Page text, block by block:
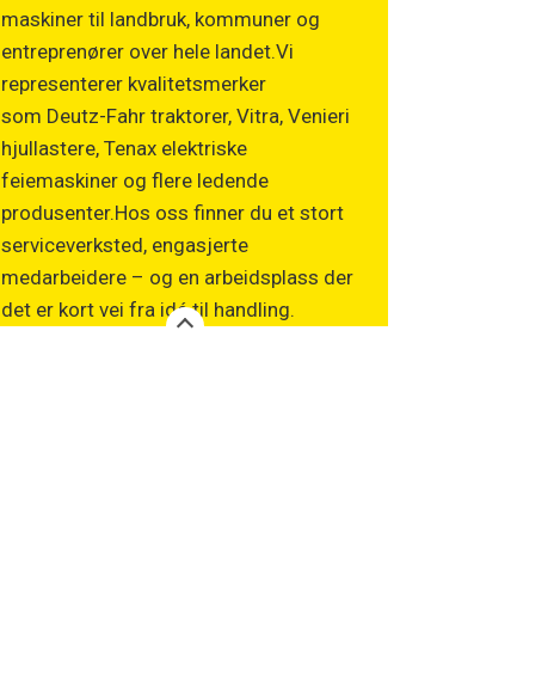
maskiner til landbruk, kommuner og
entreprenører over hele landet.Vi
representerer kvalitetsmerker
som Deutz-Fahr traktorer, Vitra, Venieri
hjullastere, Tenax elektriske
feiemaskiner og flere ledende
produsenter.Hos oss finner du et stort
serviceverksted, engasjerte
medarbeidere – og en arbeidsplass der
det er kort vei fra idé til handling.